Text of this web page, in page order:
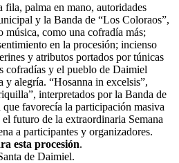
fila, palma en mano, autoridades
y la Banda de “Los Coloraos”,
música, como una cofradía más;
en la procesión; incienso
y atributos portados por túnicas
cofradías y el pueblo de Daimiel
y alegría. “Hosanna in excelsis”,
interpretados por la Banda de
favorecía la participación masiva
futuro de la extraordinaria Semana
a participantes y organizadores.
esta procesión.
de Daimiel.